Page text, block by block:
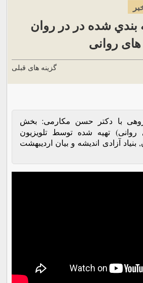
بندي شده در در روان
روانی
گزینه های قبلی
با دکتر حسن مکارمی: بخش
تهیه شده توسط تلویزیون
بنیاد آزادی اندیشه و بیان اردیبهشت